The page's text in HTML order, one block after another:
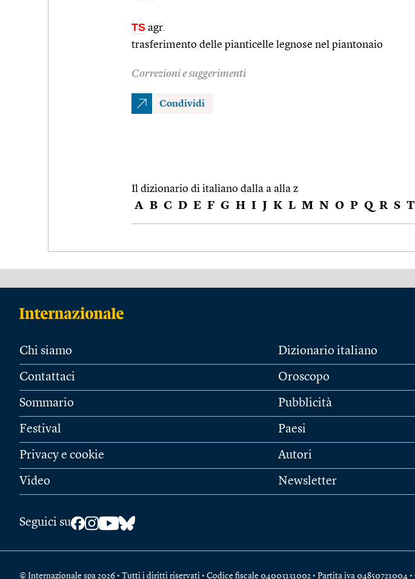
TS agr.
trasferimento delle pianticelle legnose nel piantonaio
Correzioni e suggerimenti
Condividi
Il dizionario di italiano dalla a alla z
A B C D E F G H I J K L M N O P Q R S T
Chi siamo
Contattaci
Sommario
Festival
Privacy e cookie
Video
Dizionario italiano
Oroscopo
Pubblicità
Paesi
Autori
Newsletter
Seguici su
© Internazionale spa 2026 • Tutti i diritti riservati • Codice fiscale 04003131002 • Partita iva 04850721004